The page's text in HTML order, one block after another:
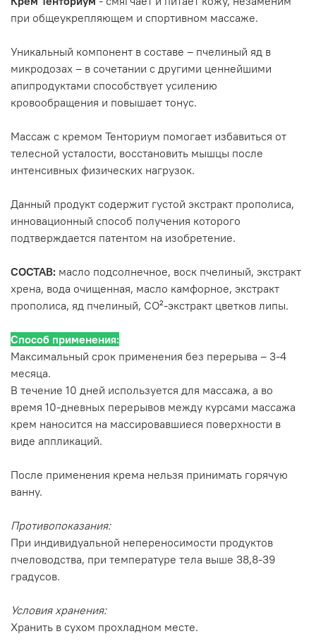
при общеукрепляющем и спортивном массаже.
Уникальный компонент в составе – пчелиный яд в
микродозах – в сочетании с другими ценнейшими
апипродуктами способствует усилению
кровообращения и повышает тонус.
Массаж с кремом Тенториум помогает избавиться от
телесной усталости, восстановить мышцы после
интенсивных физических нагрузок.
Данный продукт содержит густой экстракт прополиса,
инновационный способ получения которого
подтверждается патентом на изобретение.
СОСТАВ: масло подсолнечное, воск пчелиный, экстракт
хрена, вода очищенная, масло камфорное, экстракт
прополиса, яд пчелиный, СО²-экстракт цветков липы.
Способ применения:
Максимальный срок применения без перерыва – 3-4
месяца.
В течение 10 дней используется для массажа, а во
время 10-дневных перерывов между курсами массажа
крем наносится на массировавшиеся поверхности в
виде аппликаций.
После применения крема нельзя принимать горячую
ванну.
Противопоказания:
При индивидуальной непереносимости продуктов
пчеловодства, при температуре тела выше 38,8-39
градусов.
Условия хранения:
Хранить в сухом прохладном месте.